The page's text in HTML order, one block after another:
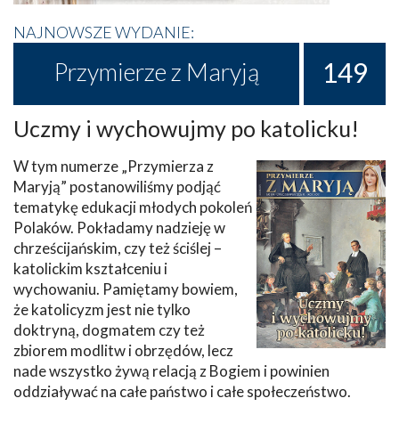
NAJNOWSZE WYDANIE:
Przymierze z Maryją 149
Uczmy i wychowujmy po katolicku!
W tym numerze „Przymierza z
Maryją” postanowiliśmy podjąć
tematykę edukacji młodych pokoleń
Polaków. Pokładamy nadzieję w
chrześcijańskim, czy też ściślej –
katolickim kształceniu i
wychowaniu. Pamiętamy bowiem,
że katolicyzm jest nie tylko
doktryną, dogmatem czy też
zbiorem modlitw i obrzędów, lecz
nade wszystko żywą relacją z Bogiem i powinien
oddziaływać na całe państwo i całe społeczeństwo.